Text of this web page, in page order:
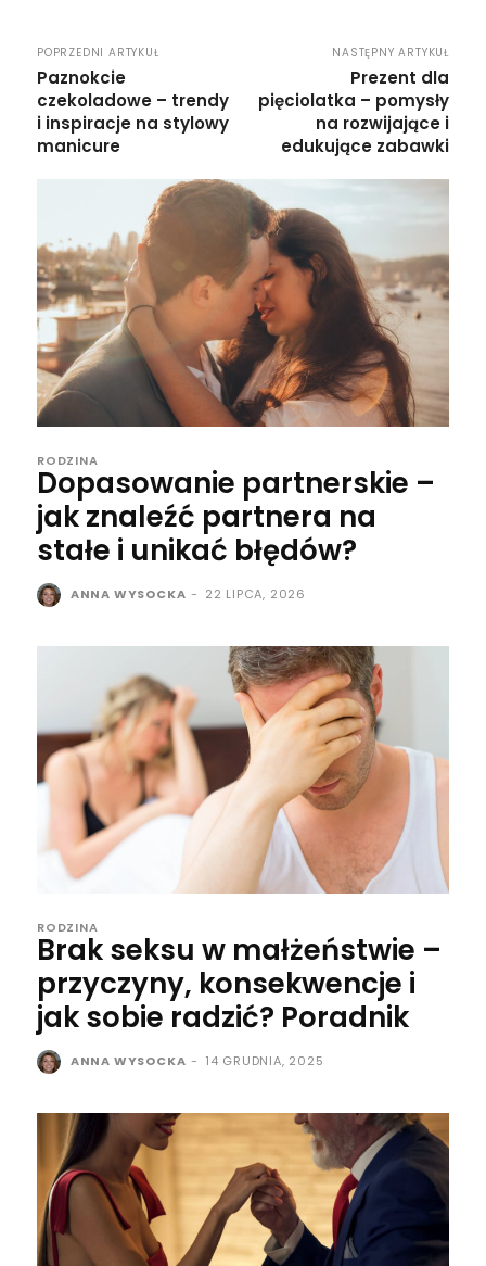
POPRZEDNI ARTYKUŁ
Paznokcie
czekoladowe – trendy
i inspiracje na stylowy
manicure
NASTĘPNY ARTYKUŁ
Prezent dla
pięciolatka – pomysły
na rozwijające i
edukujące zabawki
RODZINA
Dopasowanie partnerskie –
jak znaleźć partnera na
stałe i unikać błędów?
ANNA WYSOCKA - 22 LIPCA, 2026
RODZINA
Brak seksu w małżeństwie –
przyczyny, konsekwencje i
jak sobie radzić? Poradnik
ANNA WYSOCKA - 14 GRUDNIA, 2025